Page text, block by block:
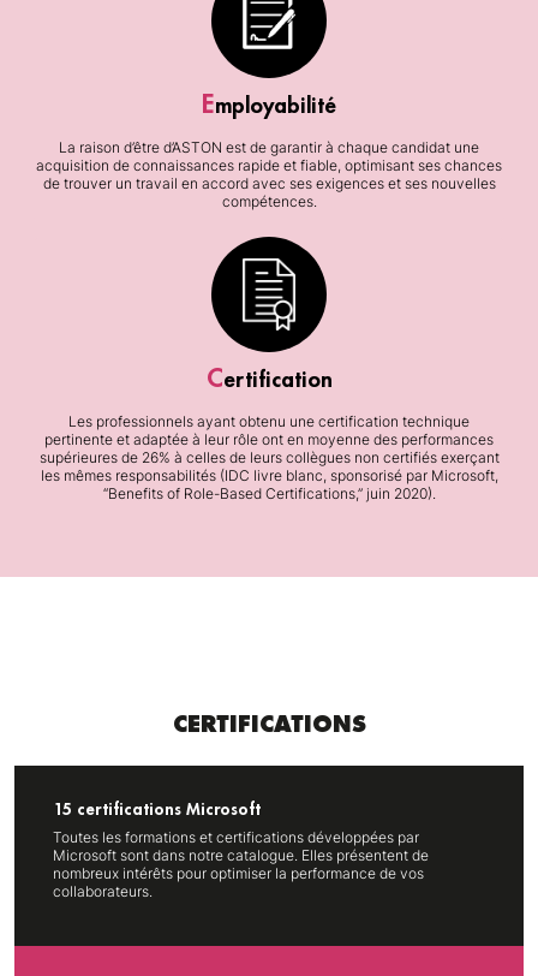
Employabilité
La raison d’être d’ASTON est de garantir à chaque candidat une
acquisition de connaissances rapide et fiable, optimisant ses chances
de trouver un travail en accord avec ses exigences et ses nouvelles
compétences.
Certification
Les professionnels ayant obtenu une certification technique
pertinente et adaptée à leur rôle ont en moyenne des performances
supérieures de 26% à celles de leurs collègues non certifiés exerçant
les mêmes responsabilités (IDC livre blanc, sponsorisé par Microsoft,
“Benefits of Role-Based Certifications,” juin 2020).
CERTIFICATIONS
15 certifications Microsoft
Toutes les formations et certifications développées par
Microsoft sont dans notre catalogue. Elles présentent de
nombreux intérêts pour optimiser la performance de vos
collaborateurs.